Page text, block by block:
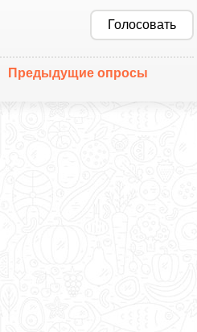
Голосовать
Предыдущие опросы